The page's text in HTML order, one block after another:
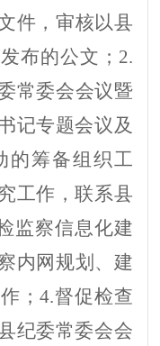
件 ， 审核以县
布的公文 ； 2.
常委会会议暨
记专题会议及
的筹备组织工
工作，联系县
监察信息化建
内网规划、建
；4.督促检查
纪委常委会会